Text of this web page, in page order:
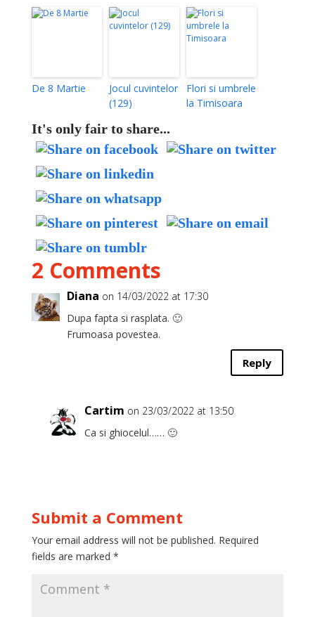
De 8 Martie
Jocul cuvintelor
(129)
Flori si umbrele
la Timisoara
It's only fair to share...
2 Comments
Diana on 14/03/2022 at 17:30
Dupa fapta si rasplata. 🙂
Frumoasa povestea.
Reply
Cartim on 23/03/2022 at 13:50
Ca si ghiocelul…… 🙂
Submit a Comment
Your email address will not be published. Required
fields are marked *